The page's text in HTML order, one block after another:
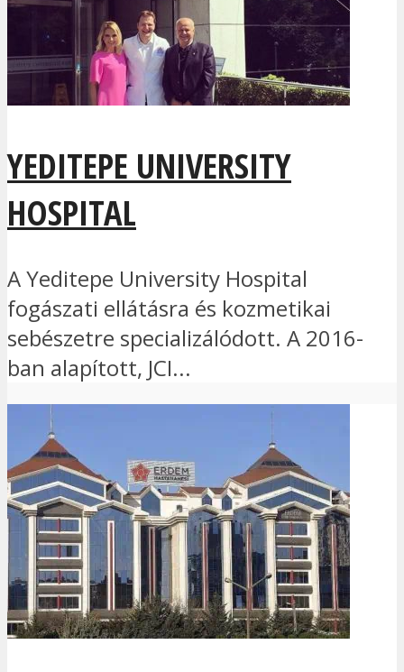
YEDITEPE UNIVERSITY
HOSPITAL
A Yeditepe University Hospital
fogászati ellátásra és kozmetikai
sebészetre specializálódott. A 2016-
ban alapított, JCI...